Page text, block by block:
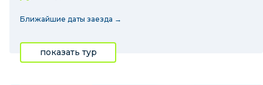
Ближайшие даты заезда →
показать тур